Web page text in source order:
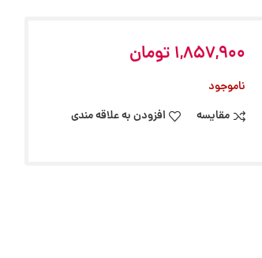
1,857,900 تومان
ناموجود
مقایسه
افزودن به علاقه مندی